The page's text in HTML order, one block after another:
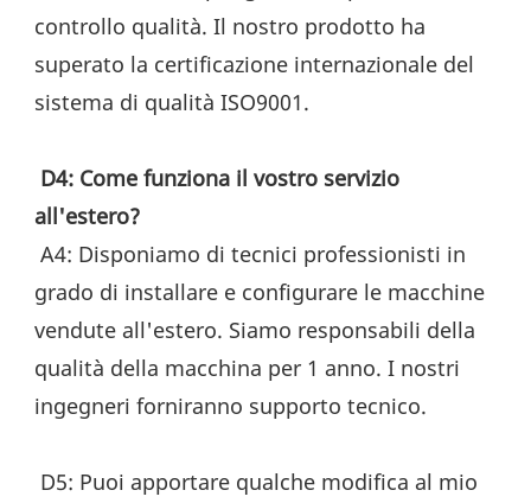
controllo qualità. Il nostro prodotto ha
superato la certificazione internazionale del
sistema di qualità ISO9001.
D4: Come funziona il vostro servizio
all'estero?
grado di installare e configurare le macchine
vendute all'estero. Siamo responsabili della
qualità della macchina per 1 anno. I nostri
ingegneri forniranno supporto tecnico.